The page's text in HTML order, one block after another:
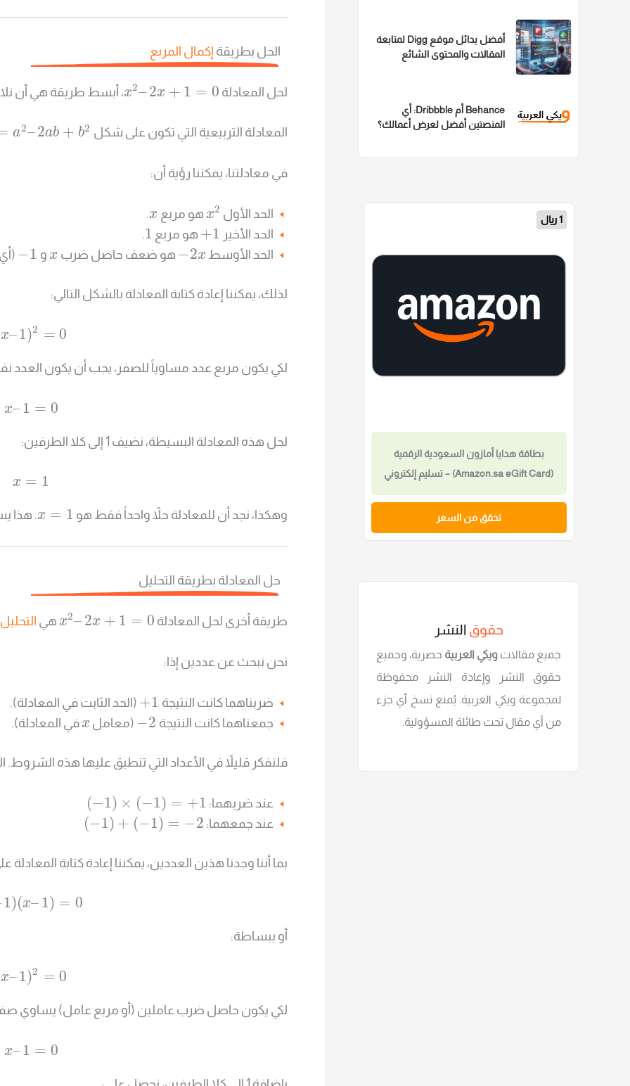
أفضل بدائل موقع Digg لمتابعة
المقالات والمحتوى الشائع
Behance أم Dribbble: أي
المنصتين أفضل لعرض أعمالك؟
1 ريال
بطاقة هدايا أمازون السعودية الرقمية
(Amazon.sa eGift Card) – تسليم إلكتروني
فوري
تحقق من السعر
حقوق النشر
جميع مقالات ويكي العربية حصرية، وجميع
حقوق النشر وإعادة النشر محفوظة
لمجموعة ويكي العربية. يُمنع نسخ أي جزء
من أي مقال تحت طائلة المسؤولية.
الحل بطريقة إكمال المربع
لحل المعادلة x2– 2x + 1 = 0 ، أبسط طريقة هي أن
المعادلة التربيعية التي تكون على شكل a2–2ab + b2
في معادلتنا، يمكننا رؤية أن:
الحد الأول x2 هو مربع x
.
الحد الأخير
+1 هو مربع 1
.
الحد الأوسط
−2x هو ضعف حاصل ضرب x و −1 (أي
لذلك، يمكننا إعادة كتابة المعادلة بالشكل التالي:
x–1)2 = 0
لكي يكون مربع عدد مساوياً للصفر، يجب أن يكون العدد
x–1 = 0
لحل هذه المعادلة البسيطة، نضيف 1 إلى كلا الطرفين:
x = 1
وهكذا، نجد أن للمعادلة حلاً واحداً فقط هو x = 1 . هذا
حل المعادلة بطريقة التحليل
طريقة أخرى لحل المعادلة x2– 2x + 1 = 0 هي
نحن نبحث عن عددين إذا:
ضربناهما كانت النتيجة +1
(الحد الثابت في المعادلة).
جمعناهما كانت النتيجة
−2 (معامل x في المعادلة).
فلنفكر قليلاً في الأعداد التي تنطبق عليها هذه الشروط.
عند ضربهما: (−1) × (−1) = +1
عند جمعهما: (−1) + (−1) = −2
بما أننا وجدنا هذين العددين، يمكننا إعادة كتابة
1)(x– 1) = 0
أو ببساطة:
x–1)2 = 0
لكي يكون حاصل ضرب عاملين (أو مربع عامل) يساوي
x–1 = 0